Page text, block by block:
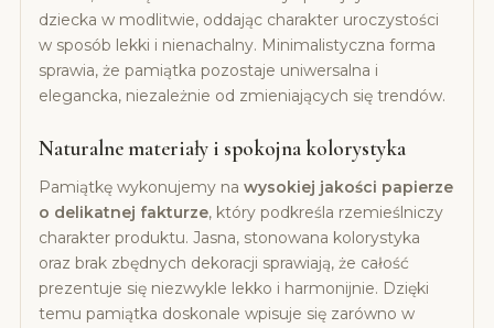
dziecka w modlitwie, oddając charakter uroczystości
w sposób lekki i nienachalny. Minimalistyczna forma
sprawia, że pamiątka pozostaje uniwersalna i
elegancka, niezależnie od zmieniających się trendów.
Naturalne materiały i spokojna kolorystyka
Pamiątkę wykonujemy na wysokiej jakości papierze
o delikatnej fakturze, który podkreśla rzemieślniczy
charakter produktu. Jasna, stonowana kolorystyka
oraz brak zbędnych dekoracji sprawiają, że całość
prezentuje się niezwykle lekko i harmonijnie. Dzięki
temu pamiątka doskonale wpisuje się zarówno w